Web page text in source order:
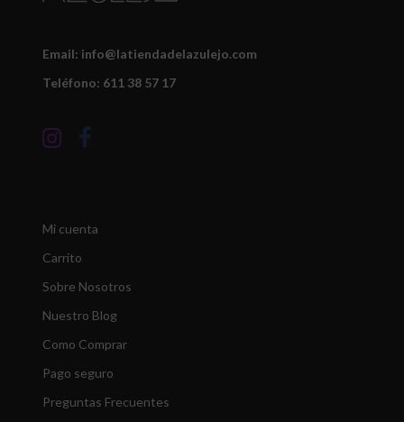
Email: info@latiendadelazulejo.com
Teléfono: 611 38 57 17
Mi cuenta
Carrito
Sobre Nosotros
Nuestro Blog
Como Comprar
Pago seguro
Preguntas Frecuentes